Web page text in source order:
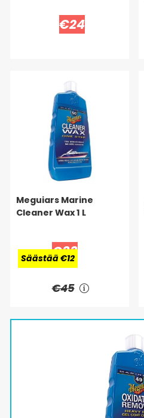
€24
Meguiars Marine
Cleaner Wax 1 L
€33
Säästää €12
€45